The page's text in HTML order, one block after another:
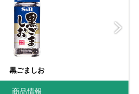
黒ごましお
商品情報